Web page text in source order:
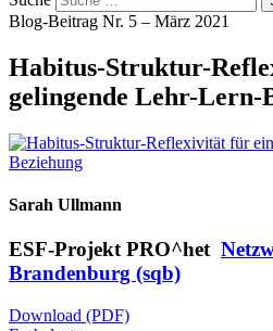
Blog-Beitrag Nr. 5 – März 2021
Habitus-Struktur-
gelingende Lehr-Lern-
Sarah Ullmann
ESF-Projekt PRO^het
Brandenburg (sqb)
Download (PDF)